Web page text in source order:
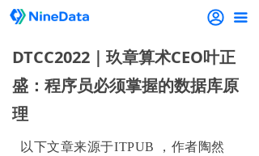
끀
DTCC2022｜玖章算术CEO叶正
盛：程序员必须掌握的数据库原
理
以下文章来源于ITPUB ，作者陶然